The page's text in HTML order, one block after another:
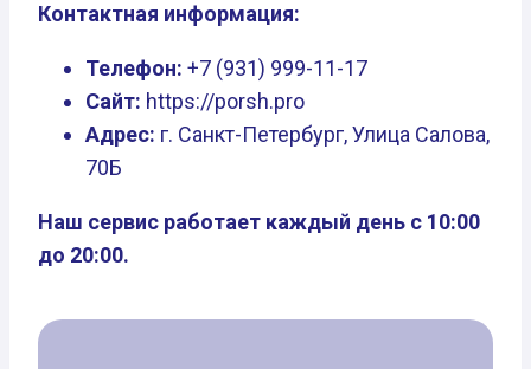
Контактная информация:
Телефон: +7 (931) 999-11-17
Сайт: https://porsh.pro
Адрес: г. Санкт-Петербург, Улица Салова,
70Б
Наш сервис работает каждый день с 10:00
до 20:00.